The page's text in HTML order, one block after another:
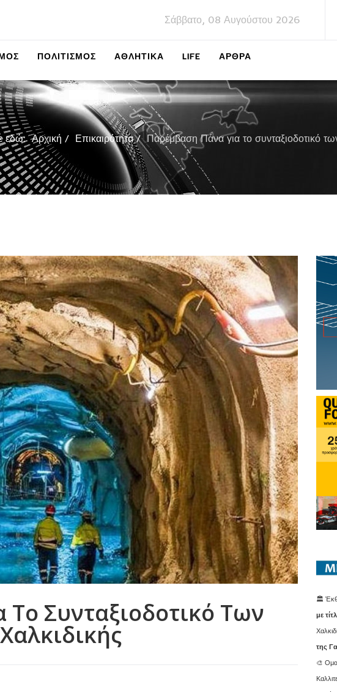
Σάββατο, 08 Αυγούστου 2026
ΠΟΛΙΤΙΣΜΌΣ ΑΘΛΗΤΙΚΆ LIFE ΑΡΘΡΑ
εδώ:Αρχική Επικαιρότητα Παρέμβαση Πάνα για το συνταξιοδοτικό
Συνταξιοδοτικό Των 🏛️
με
της
🎨